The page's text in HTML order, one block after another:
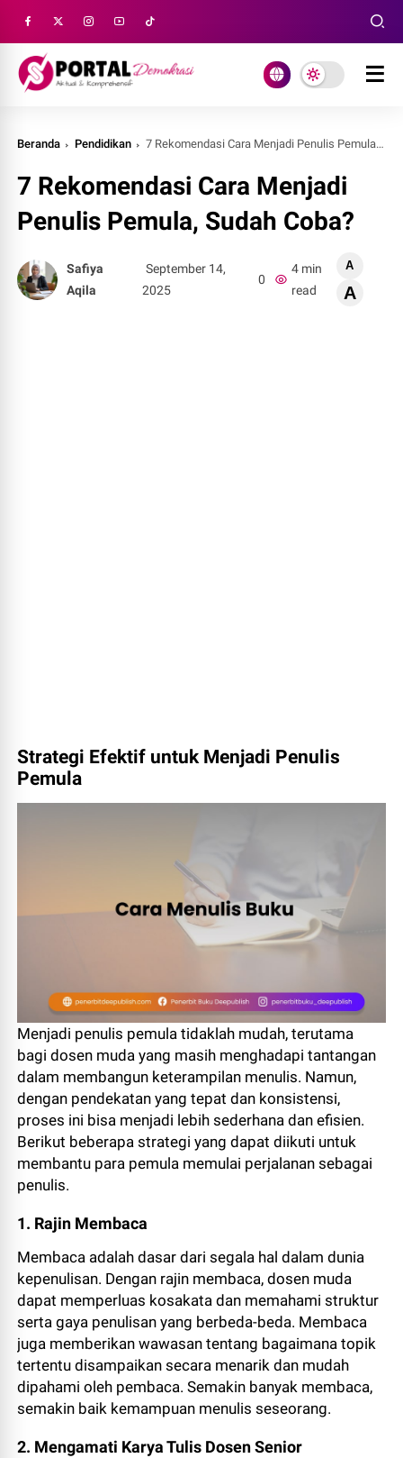
Beranda Pendidikan 7 Rekomendasi Cara Menjadi Penulis Pemula, Sudah Coba?
7 Rekomendasi Cara Menjadi
Penulis Pemula, Sudah Coba?
Safiya
Aqila
September 14,
2025
0
4 min
read
A
A
Strategi Efektif untuk Menjadi Penulis
Pemula
Menjadi penulis pemula tidaklah mudah, terutama
bagi dosen muda yang masih menghadapi tantangan
dalam membangun keterampilan menulis. Namun,
dengan pendekatan yang tepat dan konsistensi,
proses ini bisa menjadi lebih sederhana dan efisien.
Berikut beberapa strategi yang dapat diikuti untuk
membantu para pemula memulai perjalanan sebagai
penulis.
1. Rajin Membaca
Membaca adalah dasar dari segala hal dalam dunia
kepenulisan. Dengan rajin membaca, dosen muda
dapat memperluas kosakata dan memahami struktur
serta gaya penulisan yang berbeda-beda. Membaca
juga memberikan wawasan tentang bagaimana topik
tertentu disampaikan secara menarik dan mudah
dipahami oleh pembaca. Semakin banyak membaca,
semakin baik kemampuan menulis seseorang.
2. Mengamati Karya Tulis Dosen Senior